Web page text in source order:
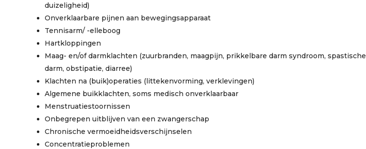
duizeligheid)
Onverklaarbare pijnen aan bewegingsapparaat
Tennisarm/ -elleboog
Hartkloppingen
Maag- en/of darmklachten (zuurbranden, maagpijn, prikkelbare darm syndroom, spastische
darm, obstipatie, diarree)
Klachten na (buik)operaties (littekenvorming, verklevingen)
Algemene buikklachten, soms medisch onverklaarbaar
Menstruatiestoornissen
Onbegrepen uitblijven van een zwangerschap
Chronische vermoeidheidsverschijnselen
Concentratieproblemen